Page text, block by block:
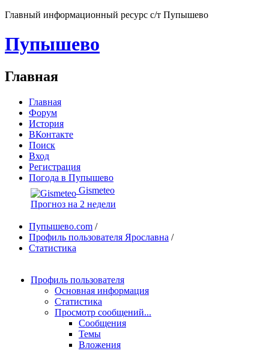
Главный информационный ресурс с/т Пупышево
Пупышево
Главная
Главная
Форум
История
ВКонтакте
Поиск
Вход
Регистрация
Погода в Пупышево
Gismeteo
Прогноз на 2 недели
Пупышево.com /
Профиль пользователя Ярославна /
Статистика
Профиль пользователя
Основная информация
Статистика
Просмотр сообщений...
Сообщения
Темы
Вложения